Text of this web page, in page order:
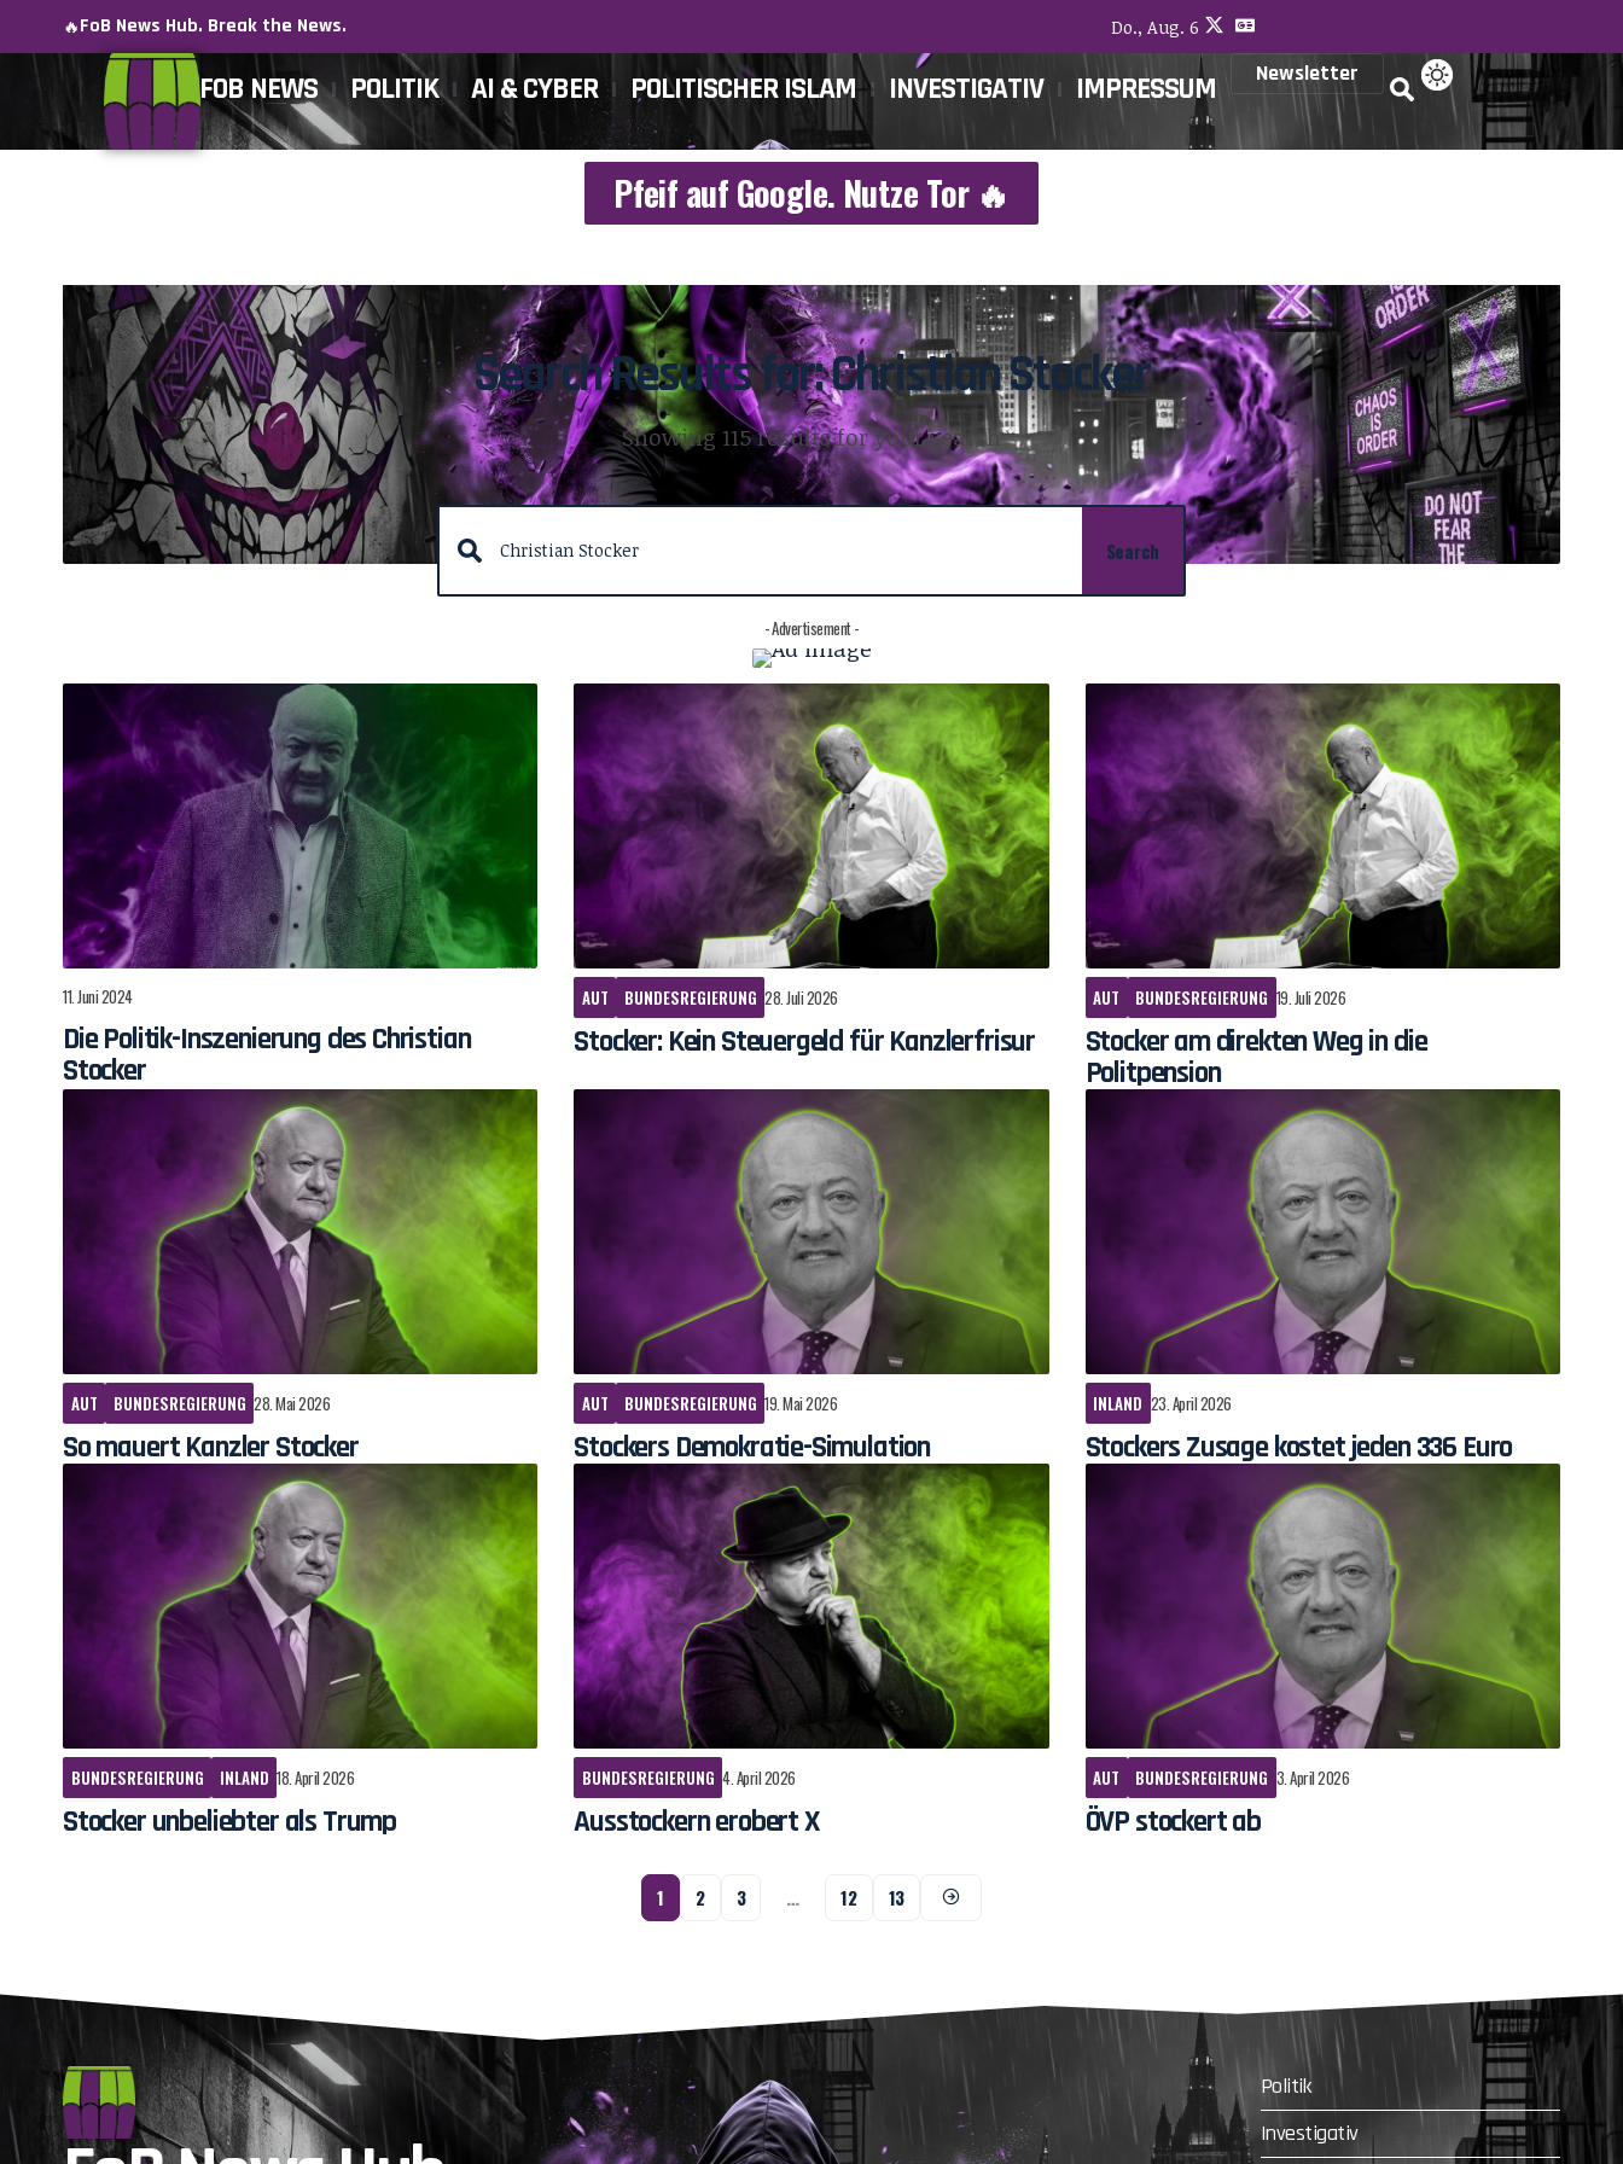
🔥FoB News Hub. Break the News. Do., Aug. 6
FOB NEWS POLITIK AI & CYBER POLITISCHER ISLAM INVESTIGATIV IMPRESSUM Newsletter
Pfeif auf Google. Nutze Tor 🔥
Search Results for: Christian Stocker
Showing 115 results for your search
- Advertisement -
11. Juni 2024
Die Politik-Inszenierung des Christian
Stocker
AUT BUNDESREGIERUNG 28. Juli 2026
Stocker: Kein Steuergeld für Kanzlerfrisur
AUT BUNDESREGIERUNG 19. Juli 2026
Stocker am direkten Weg in die
Politpension
AUT BUNDESREGIERUNG 28. Mai 2026
So mauert Kanzler Stocker
AUT BUNDESREGIERUNG 19. Mai 2026
Stockers Demokratie-Simulation
INLAND 23. April 2026
Stockers Zusage kostet jeden 336 Euro
BUNDESREGIERUNG INLAND 18. April 2026
Stocker unbeliebter als Trump
BUNDESREGIERUNG 4. April 2026
Ausstockern erobert X
AUT BUNDESREGIERUNG 3. April 2026
ÖVP stockert ab
1 2 3 … 12 13
Politik
Investigativ